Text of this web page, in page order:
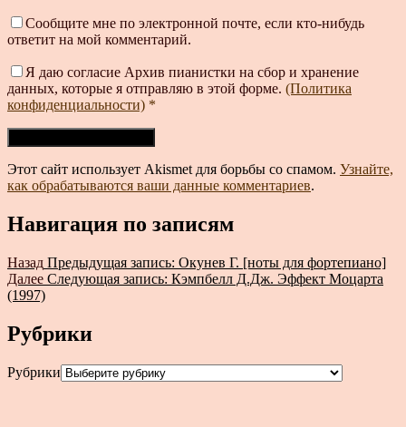
Сообщите мне по электронной почте, если кто-нибудь
ответит на мой комментарий.
Я даю согласие Архив пианистки на сбор и хранение
данных, которые я отправляю в этой форме. (Политика
конфиденциальности) *
Этот сайт использует Akismet для борьбы со спамом. Узнайте,
как обрабатываются ваши данные комментариев.
Навигация по записям
Назад Предыдущая запись: Окунев Г. [ноты для фортепиано]
Далее Следующая запись: Кэмпбелл Д.Дж. Эффект Моцарта
(1997)
Рубрики
Рубрики